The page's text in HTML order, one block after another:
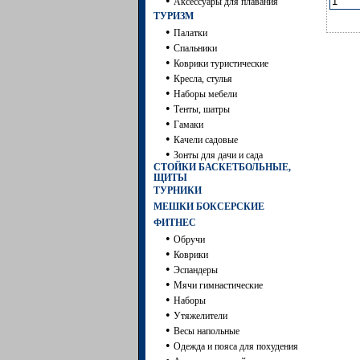
ТУРИЗМ
• Палатки
• Спальники
• Коврики туристические
• Кресла, стулья
• Наборы мебели
• Тенты, шатры
• Гамаки
• Качели садовые
• Зонты для дачи и сада
СТОЙКИ БАСКЕТБОЛЬНЫЕ,
ЩИТЫ
ТУРНИКИ
МЕШКИ БОКСЕРСКИЕ
ФИТНЕС
• Обручи
• Коврики
• Эспандеры
• Мячи гимнастические
• Наборы
• Утяжелители
• Весы напольные
• Одежда и пояса для похудения